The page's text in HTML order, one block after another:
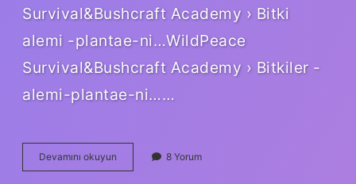
Survival&Bushcraft Academy › Bitki
alemi -plantae-ni…WildPeace
Survival&Bushcraft Academy › Bitkiler -
alemi-plantae-ni……
Devamını okuyun Tohumsuz
Bitkilere
8 Yorum